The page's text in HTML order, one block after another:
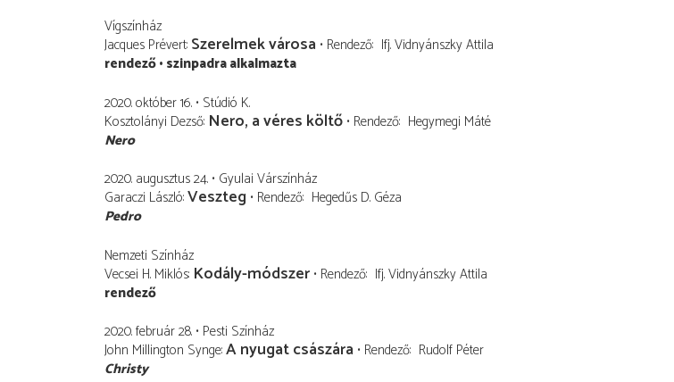
Vígszínház
Jacques Prévert Szerelmek városa Rendező Ifj. Vidnyánszky Attila
rendező szinpadra alkalmazta
2020. október 16. Stúdió K.
Kosztolányi Dezső Nero, a véres költő Rendező Hegymegi Máté
Nero
2020. augusztus 24. Gyulai Várszínház
Garaczi László Veszteg Rendező Hegedűs D. Géza
Pedro
Nemzeti Színház
Vecsei H. Miklós Kodály-módszer Rendező Ifj. Vidnyánszky Attila
rendező
2020. február 28. Pesti Színház
John Millington Synge A nyugat császára Rendező Rudolf Péter
Christy